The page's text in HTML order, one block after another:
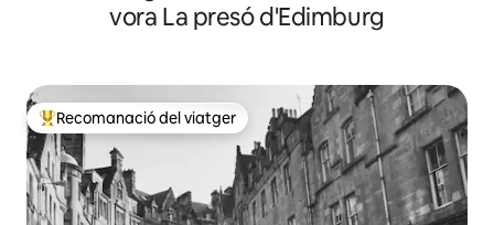
vora La presó d'Edimburg
Principals recomanacions dels viatgers
Recomanació del viatger